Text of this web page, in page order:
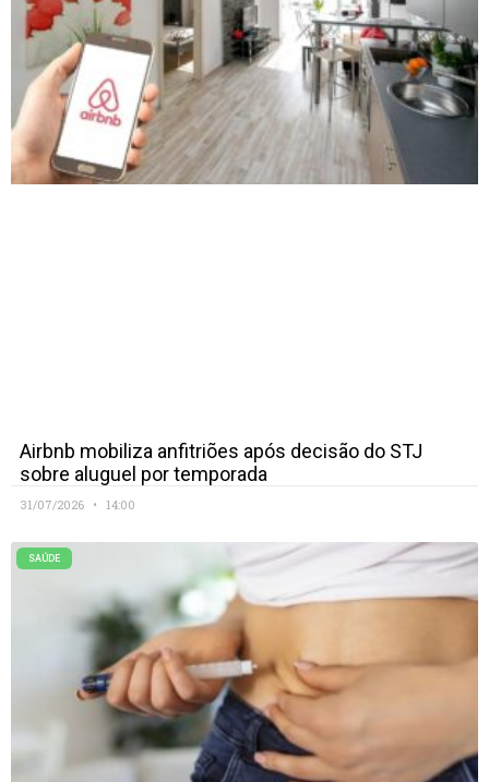
Airbnb mobiliza anfitriões após decisão do STJ
sobre aluguel por temporada
31/07/2026 14:00
SAÚDE